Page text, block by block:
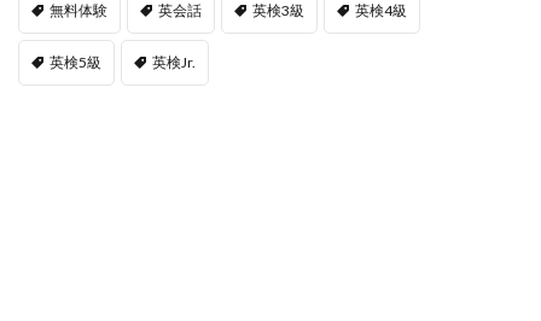
無料体験 英会話 英検3級 英検4級
英検5級 英検Jr.